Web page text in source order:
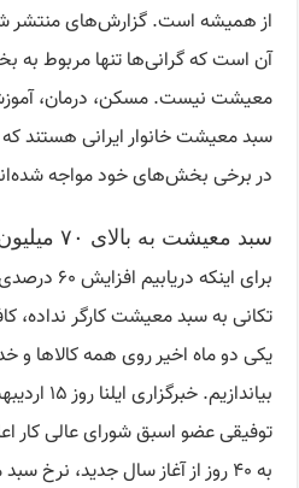
از همیشه است. گزارش‌های منتشر
آن است که گرانی‌ها تنها مربوط به
معیشت نیست. مسکن، درمان،
سبد معیشت خانوار ایرانی هستند
در برخی بخش‌های خود مواجه
سبد معیشت به بالای ۷۰ میلیون رسید
تکانی به سبد معیشت کارگر نداده،
یکی دو ماه اخیر روی همه کالاها و
بیاندازیم.
توفیقی عضو اسبق شورای عالی کار